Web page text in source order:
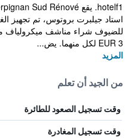
استاد جيلبرت بروتوس، تم تجهيز
للضيوف شراء مناشف ميكرولياف
EUR 3 لكل منهما. يض...
المزيد
من الجيد أن تعلم
وقت تسجيل الصعود للطائرة
وقت تسجيل المغادرة